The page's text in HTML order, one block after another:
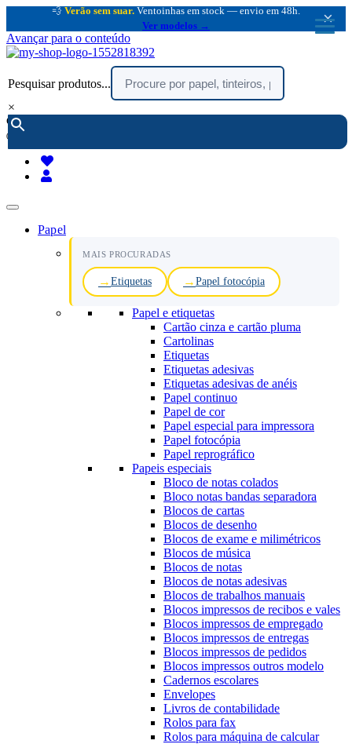
💨 Verão sem suar. Ventoinhas em stock — envio em 48h.
Ver modelos →
×
Avançar para o conteúdo
Pesquisar produtos...
×
encomendar por telefone :
(chamada rede fixa nacional)
Papel
MAIS PROCURADAS
Etiquetas Papel fotocópia
Papel e etiquetas
Cartão cinza e cartão pluma
Cartolinas
Etiquetas
Etiquetas adesivas
Etiquetas adesivas de anéis
Papel continuo
Papel de cor
Papel especial para impressora
Papel fotocópia
Papel reprográfico
Papeis especiais
Bloco de notas colados
Bloco notas bandas separadora
Blocos de cartas
Blocos de desenho
Blocos de exame e milimétricos
Blocos de música
Blocos de notas
Blocos de notas adesivas
Blocos de trabalhos manuais
Blocos impressos de recibos e vales
Blocos impressos de empregado
Blocos impressos de entregas
Blocos impressos de pedidos
Blocos impressos outros modelo
Cadernos escolares
Envelopes
Livros de contabilidade
Rolos para fax
Rolos para máquina de calcular